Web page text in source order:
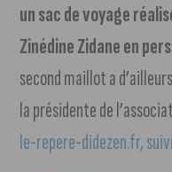
un sac de voyage
Zinédine Zidane en
second maillot a
la présidente de
le-repere-didezen.fr,